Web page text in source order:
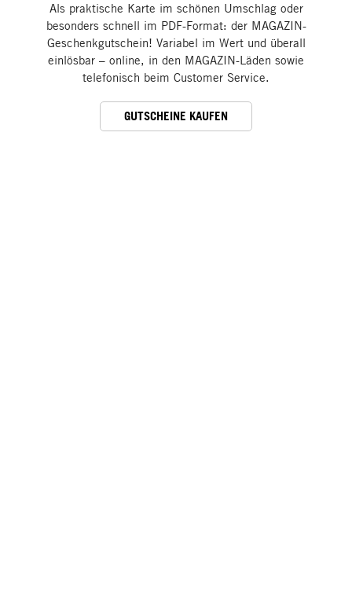
Als praktische Karte im schönen Umschlag oder
besonders schnell im PDF-Format: der MAGAZIN-
Geschenkgutschein! Variabel im Wert und überall
einlösbar – online, in den MAGAZIN-Läden sowie
telefonisch beim Customer Service.
GUTSCHEINE KAUFEN